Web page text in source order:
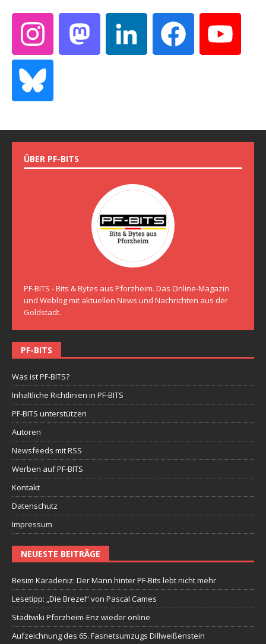
ÜBER PF-BITS
PF-BITS - Bits & Bytes aus Pforzheim. Das Online-Magazin
und Weblog mit aktuellen News und Nachrichten aus der
Goldstadt.
PF-BITS
Was ist PF-BITS?
Inhaltliche Richtlinien in PF-BITS
PF-BITS unterstützen
Autoren
Newsfeeds mit RSS
Werben auf PF-BITS
Kontakt
Datenschutz
Impressum
NEUESTE BEITRÄGE
Besim Karadeniz: Der Mann hinter PF-Bits lebt nicht mehr
Lesetipp: „Die Brezel“ von Pascal Cames
Stadtwiki Pforzheim-Enz wieder online
Aufzeichnung des 65. Fasnetsumzugs Dillweißenstein